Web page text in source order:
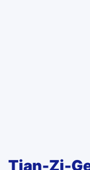
Tian-Zi-